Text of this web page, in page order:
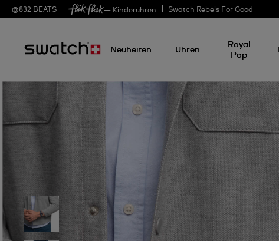
@832 BEATS — Kinderuhren Swatch Rebels For Good
Neuheiten Uhren
Royal
Pop